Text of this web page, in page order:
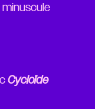
minuscule
Cycloïde